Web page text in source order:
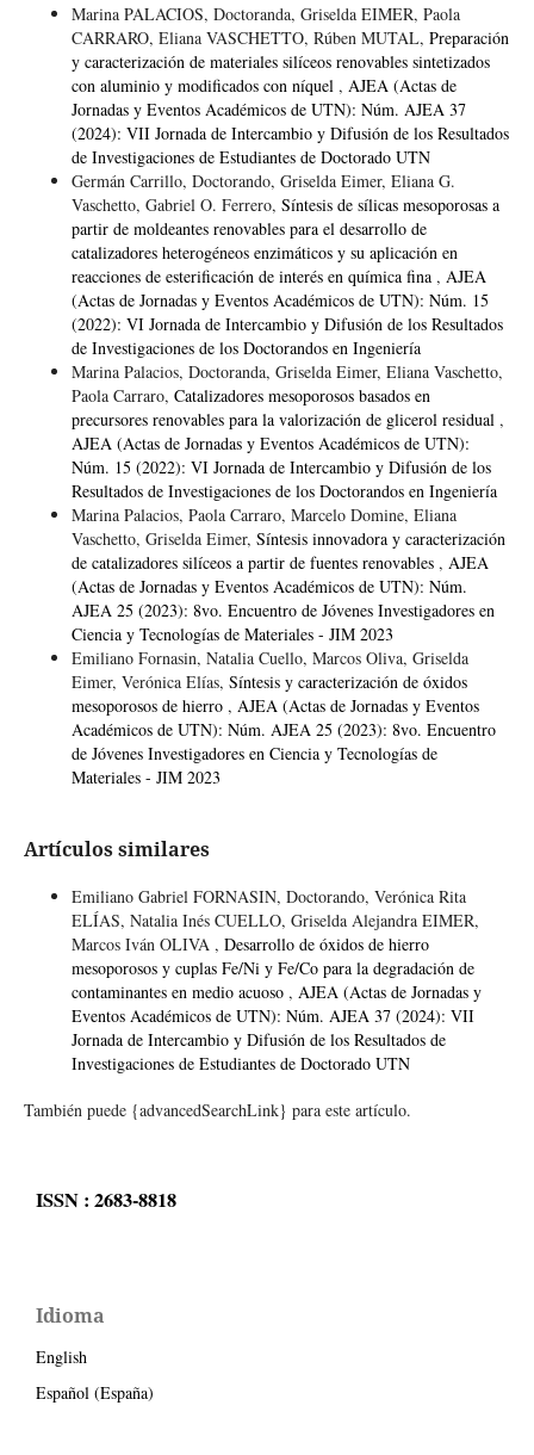
Marina PALACIOS, Doctoranda, Griselda EIMER, Paola
CARRARO, Eliana VASCHETTO, Rúben MUTAL, Preparación
y caracterización de materiales silíceos renovables sintetizados
con aluminio y modificados con níquel , AJEA (Actas de
Jornadas y Eventos Académicos de UTN): Núm. AJEA 37
(2024): VII Jornada de Intercambio y Difusión de los Resultados
de Investigaciones de Estudiantes de Doctorado UTN
Germán Carrillo, Doctorando, Griselda Eimer, Eliana G.
Vaschetto, Gabriel O. Ferrero, Síntesis de sílicas mesoporosas a
partir de moldeantes renovables para el desarrollo de
catalizadores heterogéneos enzimáticos y su aplicación en
reacciones de esterificación de interés en química fina , AJEA
(Actas de Jornadas y Eventos Académicos de UTN): Núm. 15
(2022): VI Jornada de Intercambio y Difusión de los Resultados
de Investigaciones de los Doctorandos en Ingeniería
Marina Palacios, Doctoranda, Griselda Eimer, Eliana Vaschetto,
Paola Carraro, Catalizadores mesoporosos basados en
precursores renovables para la valorización de glicerol residual ,
AJEA (Actas de Jornadas y Eventos Académicos de UTN):
Núm. 15 (2022): VI Jornada de Intercambio y Difusión de los
Resultados de Investigaciones de los Doctorandos en Ingeniería
Marina Palacios, Paola Carraro, Marcelo Domine, Eliana
Vaschetto, Griselda Eimer, Síntesis innovadora y caracterización
de catalizadores silíceos a partir de fuentes renovables , AJEA
(Actas de Jornadas y Eventos Académicos de UTN): Núm.
AJEA 25 (2023): 8vo. Encuentro de Jóvenes Investigadores en
Ciencia y Tecnologías de Materiales - JIM 2023
Emiliano Fornasin, Natalia Cuello, Marcos Oliva, Griselda
Eimer, Verónica Elías, Síntesis y caracterización de óxidos
mesoporosos de hierro , AJEA (Actas de Jornadas y Eventos
Académicos de UTN): Núm. AJEA 25 (2023): 8vo. Encuentro
de Jóvenes Investigadores en Ciencia y Tecnologías de
Materiales - JIM 2023
Artículos similares
Emiliano Gabriel FORNASIN, Doctorando, Verónica Rita
ELÍAS, Natalia Inés CUELLO, Griselda Alejandra EIMER,
Marcos Iván OLIVA , Desarrollo de óxidos de hierro
mesoporosos y cuplas Fe/Ni y Fe/Co para la degradación de
contaminantes en medio acuoso , AJEA (Actas de Jornadas y
Eventos Académicos de UTN): Núm. AJEA 37 (2024): VII
Jornada de Intercambio y Difusión de los Resultados de
Investigaciones de Estudiantes de Doctorado UTN
También puede {advancedSearchLink} para este artículo.
ISSN : 2683-8818
Idioma
English
Español (España)